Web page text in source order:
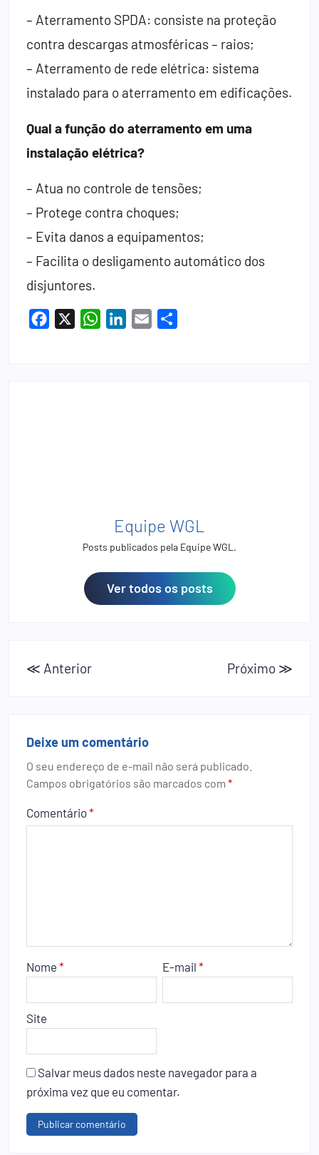
– Aterramento SPDA: consiste na proteção
contra descargas atmosféricas – raios;
– Aterramento de rede elétrica: sistema
instalado para o aterramento em edificações.
Qual a função do aterramento em uma
instalação elétrica?
– Atua no controle de tensões;
– Protege contra choques;
– Evita danos a equipamentos;
– Facilita o desligamento automático dos
disjuntores.
Facebook WhatsAppLinkedIn
Email
Equipe WGL
Posts publicados pela Equipe WGL.
Ver todos os posts
≪ Anterior Próximo ≫
Deixe um comentário
O seu endereço de e-mail não será publicado.
Campos obrigatórios são marcados com *
Comentário*
Nome * E-mail *
Site
Salvar meus dados neste navegador para a
próxima vez que eu comentar.